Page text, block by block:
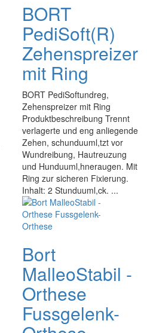
BORT
PediSoft(R)
Zehenspreizer
mit Ring
BORT PediSoftundreg,
Zehenspreizer mit Ring
Produktbeschreibung Trennt
verlagerte und eng anliegende
Zehen, schunduuml,tzt vor
Wundreibung, Hautreuzung
und Hunduuml,hneraugen. Mit
Ring zur sicheren Fixierung.
Inhalt: 2 Stunduuml,ck. ...
Bort
MalleoStabil -
Orthese
Fussgelenk-